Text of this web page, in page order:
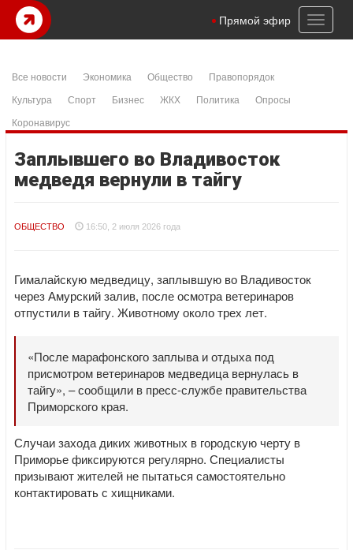
Toggle
Прямой эфир
Все новости Экономика Общество
Правопорядок
Культура
Спорт Бизнес ЖКХ Политика
Опросы
Коронавирус
Заплывшего во Владивосток
медведя вернули в тайгу
ОБЩЕСТВО 16:50, 2 июля 2026 года
Гималайскую медведицу, заплывшую во Владивосток
через Амурский залив, после осмотра ветеринаров
отпустили в тайгу. Животному около трех лет.
«После марафонского заплыва и отдыха под
присмотром ветеринаров медведица вернулась в
тайгу», – сообщили в пресс-службе правительства
Приморского края.
Случаи захода диких животных в городскую черту в
Приморье фиксируются регулярно. Специалисты
призывают жителей не пытаться самостоятельно
контактировать с хищниками.